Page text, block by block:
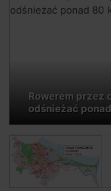
Rowerem przez
odśnieżać